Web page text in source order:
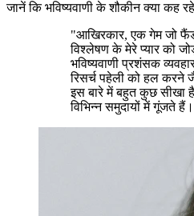
जानें कि भविष्यवाणी के शौकीन क्या कह
"आखिरकार, एक गेम जो
विश्लेषण के मेरे प्यार को
भविष्यवाणी प्रशंसक
रिसर्च पहेली को हल करने
इस बारे में बहुत कुछ सीखा
विभिन्न समुदायों में गूंजते